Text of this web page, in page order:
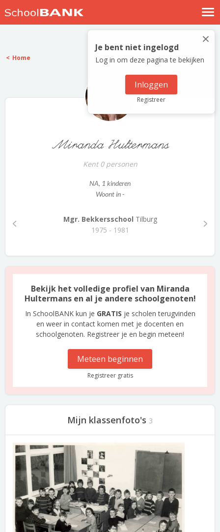
Nostalgische verhalen
Log in
Meld je gratis aan
×
Je bent niet ingelogd
Log in om deze pagina te bekijken
Inloggen
Registreer
Home
Miranda Hultermans
Kent 0 personen
NA, 1 kinderen
Woont in -
Mgr. Bekkersschool Tilburg
1975 - 1981
Bekijk het volledige profiel van Miranda
Hultermans en al je andere schoolgenoten!
In SchoolBANK kun je GRATIS je scholen terugvinden
en weer in contact komen met je docenten en
schoolgenoten. Registreer je en begin meteen!
Meteen beginnen
Registreer gratis
Mijn klassenfoto's 3